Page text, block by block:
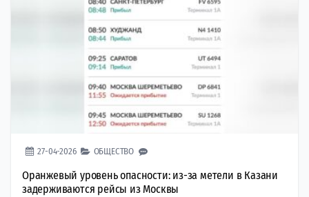
27-04-2026 ОБЩЕСТВО
Оранжевый уровень опасности: из-за метели в Казани
задерживаются рейсы из Москвы